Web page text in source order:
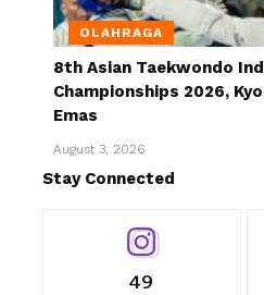
OLAHRAGA
8th Asian Taekwondo
Championships 2026,
Emas
August 3, 2026
Stay Connected
49